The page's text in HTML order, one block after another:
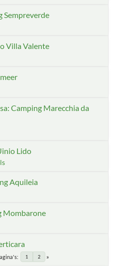
Sempreverde
Villa Valente
Camping Marecchia da
Lido
Aquileia
Mombarone
1 2